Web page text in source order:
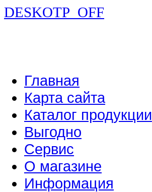
DESKOTP_OFF
Главная
Карта сайта
Каталог продукции
Выгодно
Сервис
О магазине
Информация